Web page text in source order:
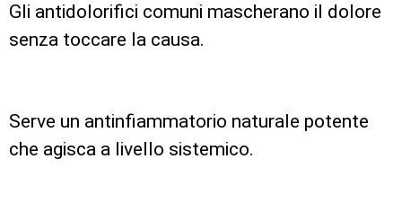
Gli antidolorifici comuni mascherano il dolore
senza toccare la causa.
Serve un antinfiammatorio naturale potente
che agisca a livello sistemico.